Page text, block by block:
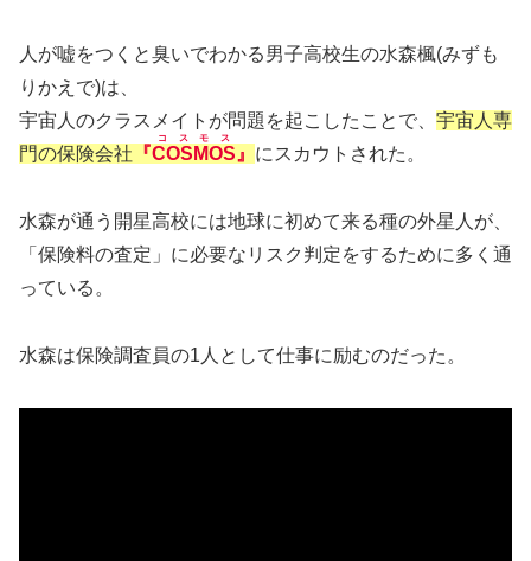
人が嘘をつくと臭いでわかる男子高校生の水森楓(みずも
りかえで)は、
宇宙人のクラスメイトが問題を起こしたことで、 宇宙人専
門の保険会社 『COSMOS
コスモス
』 にスカウトされた。
水森が通う開星高校には地球に初めて来る種の外星人が、
「保険料の査定」に必要なリスク判定をするために多く通
っている。
水森は保険調査員の1人として仕事に励むのだった。